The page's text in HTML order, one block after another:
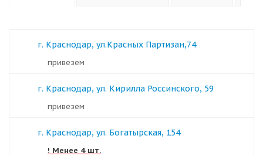
г. Краснодар, ул.Красных Партизан,74
Привезем
г. Краснодар, ул. Кирилла Россинского, 59
Привезем
г. Краснодар, ул. Богатырская, 154
! Менее 4 шт.